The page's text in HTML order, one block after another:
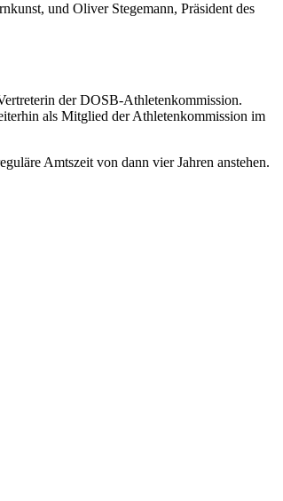
und Oliver Stegemann, Präsident des
der DOSB-Athletenkommission.
als Mitglied der Athletenkommission im
Amtszeit von dann vier Jahren anstehen.